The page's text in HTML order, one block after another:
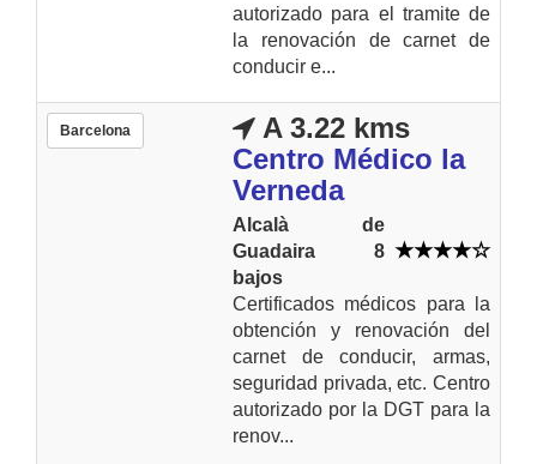
autorizado para el tramite de
la renovación de carnet de
conducir e...
Barcelona
A 3.22 kms
Centro Médico la
Verneda
Alcalà de
Guadaira 8
bajos
Certificados médicos para la
obtención y renovación del
carnet de conducir, armas,
seguridad privada, etc. Centro
autorizado por la DGT para la
renov...